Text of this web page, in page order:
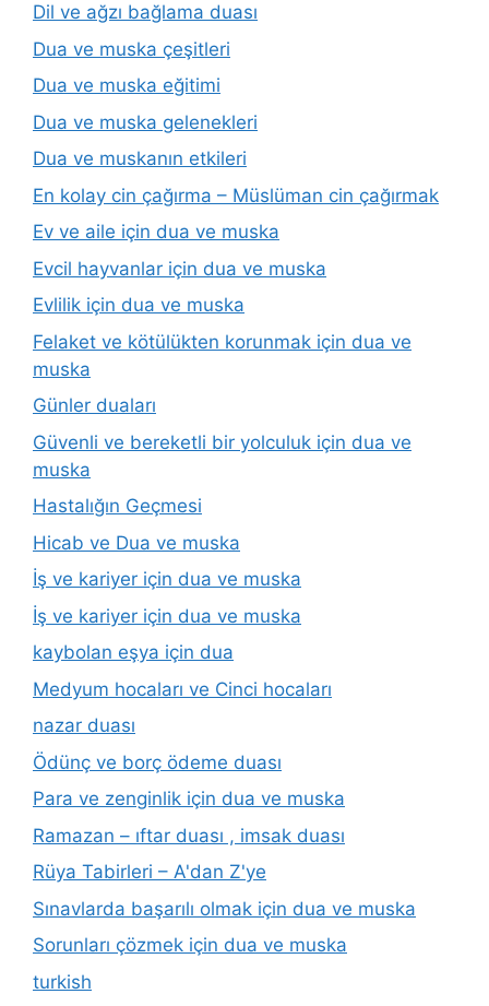
Dil ve ağzı bağlama duası
Dua ve muska çeşitleri
Dua ve muska eğitimi
Dua ve muska gelenekleri
Dua ve muskanın etkileri
En kolay cin çağırma – Müslüman cin çağırmak
Ev ve aile için dua ve muska
Evcil hayvanlar için dua ve muska
Evlilik için dua ve muska
Felaket ve kötülükten korunmak için dua ve
muska
Günler duaları
Güvenli ve bereketli bir yolculuk için dua ve
muska
Hastalığın Geçmesi
Hicab ve Dua ve muska
İş ve kariyer için dua ve muska
İş ve kariyer için dua ve muska
kaybolan eşya için dua
Medyum hocaları ve Cinci hocaları
nazar duası
Ödünç ve borç ödeme duası
Para ve zenginlik için dua ve muska
Ramazan – ıftar duası , imsak duası
Rüya Tabirleri – A'dan Z'ye
Sınavlarda başarılı olmak için dua ve muska
Sorunları çözmek için dua ve muska
turkish